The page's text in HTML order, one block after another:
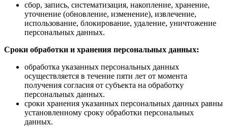
сбор, запись, систематизация, накопление, хранение,
уточнение (обновление, изменение), извлечение,
использование, блокирование, удаление, уничтожение
персональных данных.
Сроки обработки и хранения персональных данных:
обработка указанных персональных данных
осуществляется в течение пяти лет от момента
получения согласия от субъекта на обработку
персональных данных.
сроки хранения указанных персональных данных равны
установленному сроку обработки персональных
данных.